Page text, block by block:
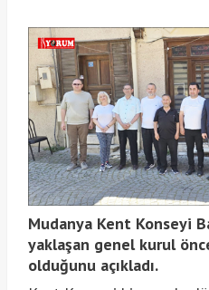
Mudanya Kent Konseyi
yaklaşan genel kurul
olduğunu açıkladı.